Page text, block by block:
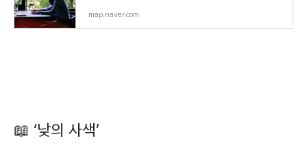
map.naver.com
📖 ‘낮의 사색’